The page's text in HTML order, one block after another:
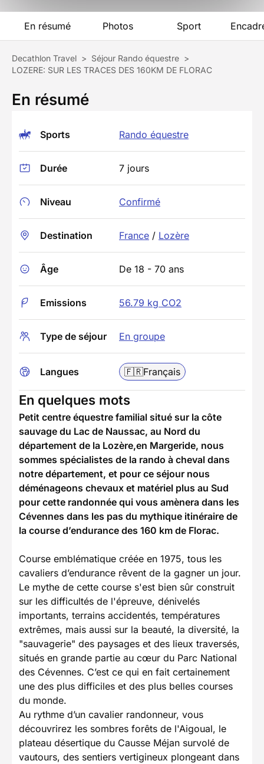
En résumé Photos Sport
Decathlon Travel > Séjour Rando équestre >
LOZERE: SUR LES TRACES DES 160KM DE FLORAC
En résumé
Sports Rando équestre
Durée 7 jours
Niveau Confirmé
Destination France / Lozère
Âge De 18 - 70 ans
Emissions 56.79 kg CO2
Type de séjour En groupe
Langues 🇫🇷Français
En quelques mots
Petit centre équestre familial situé sur la côte
sauvage du Lac de Naussac, au Nord du
département de la Lozère,en Margeride, nous
sommes spécialistes de la rando à cheval dans
notre département, et pour ce séjour nous
déménageons chevaux et matériel plus au Sud
pour cette randonnée qui vous amènera dans les
Cévennes dans les pas du mythique itinéraire de
la course d’endurance des 160 km de Florac.
Course emblématique créée en 1975, tous les
cavaliers d’endurance rêvent de la gagner un jour.
Le mythe de cette course s'est bien sûr construit
sur les difficultés de l'épreuve, dénivelés
importants, terrains accidentés, températures
extrêmes, mais aussi sur la beauté, la diversité, la
"sauvagerie" des paysages et des lieux traversés,
situés en grande partie au cœur du Parc National
des Cévennes. C’est ce qui en fait certainement
une des plus difficiles et des plus belles courses
du monde.
Au rythme d’un cavalier randonneur, vous
découvrirez les sombres forêts de l'Aigoual, le
plateau désertique du Causse Méjan survolé de
vautours, des sentiers vertigineux plongeant dans